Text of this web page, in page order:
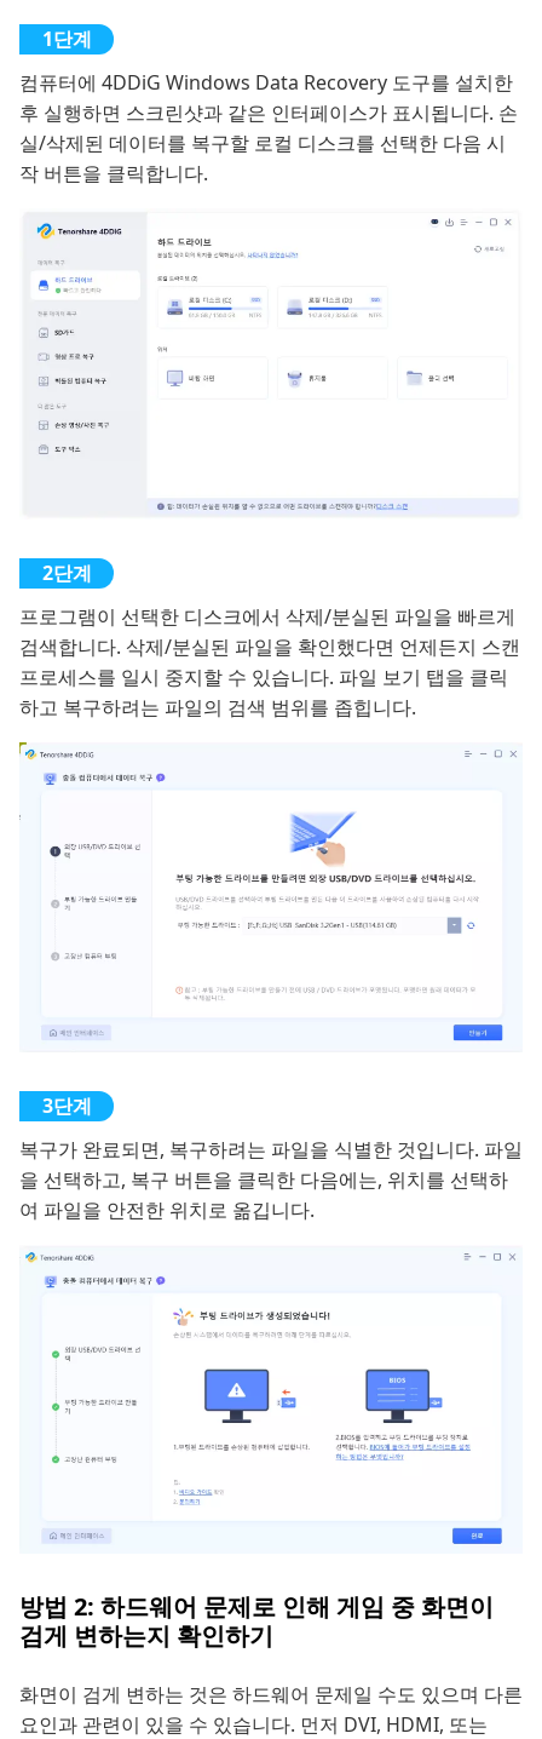
컴퓨터에 4DDiG Windows Data Recovery 도구를 설치한
후 실행하면 스크린샷과 같은 인터페이스가 표시됩니다. 손
실/삭제된 데이터를 복구할 로컬 디스크를 선택한 다음 시
작 버튼을 클릭합니다.
프로그램이 선택한 디스크에서 삭제/분실된 파일을 빠르게
검색합니다. 삭제/분실된 파일을 확인했다면 언제든지 스캔
프로세스를 일시 중지할 수 있습니다. 파일 보기 탭을 클릭
하고 복구하려는 파일의 검색 범위를 좁힙니다.
복구가 완료되면, 복구하려는 파일을 식별한 것입니다. 파일
을 선택하고, 복구 버튼을 클릭한 다음에는, 위치를 선택하
여 파일을 안전한 위치로 옮깁니다.
방법 2: 하드웨어 문제로 인해 게임 중 화면이
검게 변하는지 확인하기
화면이 검게 변하는 것은 하드웨어 문제일 수도 있으며 다른
요인과 관련이 있을 수 있습니다. 먼저 DVI, HDMI, 또는